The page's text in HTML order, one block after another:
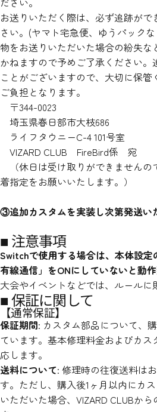
お送りいただく際は、必ず追跡が
さい。(ヤマト宅急便、ゆうパック
物をお送りいただいた場合の紛失
かねますので予めご了承ください。
ことがございますので、大切に保管
ご負担となります。
〒344-0023
埼玉県春日部市大枝686
ライフタウニーC-4 101号室
VIZARD CLUB FireBird係 宛
（休日は受け取りができませんの
着指定をお願いいたします。）
③追加カスタムを実装し次第発送い
■ 注意事項
Switchで使用する場合は、本体設定
有線通信」をONにしていないと動作
大会やイベントなどでは、ルールに
■ 保証に関して
【通常保証】
保証期間: カスタム部品について、
ています。基本修理料金およびカ
応します。
送料について: 修理時の往復送料は
す。ただし、購入後1ヶ月以内にカ
いただいた場合、VIZARD CLUBか